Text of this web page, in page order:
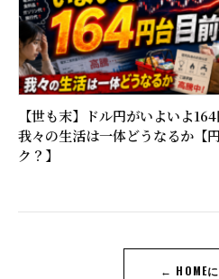
【世も末】ドル円がいよいよ164
我々の生活は一体どうなるか【
ク？】
← HOME